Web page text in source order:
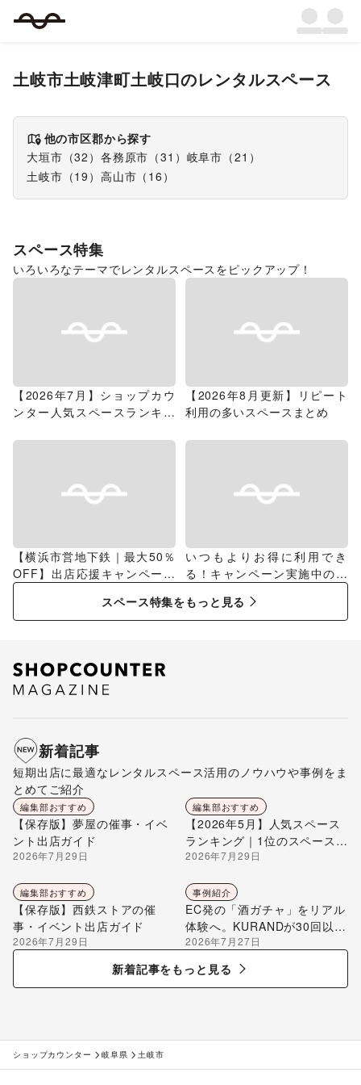
土岐市土岐津町土岐口のレンタルスペース
他の市区郡から探す
大垣市 （32 ） 各務原市 （31 ） 岐阜市 （21 ）
土岐市 （19 ） 高山市 （ 16 ）
スペース特集
いろいろなテーマでレンタルスペースをピックアップ！
【2026年7月】ショップカウ
ンター人気スペースランキン
【2026年8月更新】リピート
利用の多いスペースまとめ
【横浜市営地下鉄｜最大50％
OFF】出店応援キャンペーン
特集
いつもよりお得に利用でき
る！キャンペーン実施中のス
スペース特集をもっと見る
新着記事
短期出店に最適なレンタルスペース活用のノウハウや事例をま
とめてご紹介
編集部おすすめ
【保存版】夢屋の催事・イベ
ント出店ガイド
2026年7月29日
編集部おすすめ
【2026年5月】人気スペース
ランキング｜1位のスペースを
編集部が解説
2026年7月29日
編集部おすすめ
【保存版】西鉄ストアの催
事・イベント出店ガイド
2026年7月29日
事例紹介
EC発の「酒ガチャ」をリアル
体験へ。KURANDが30回以上
のポップアップ出店で届け
る“新しいお酒との出会い”
2026年7月27日
新着記事をもっと見る
ショップカウンター 岐阜県 土岐市